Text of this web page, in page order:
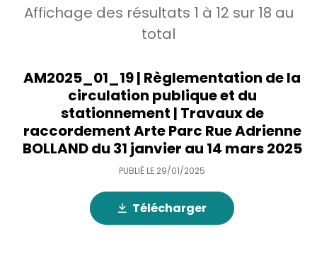
Affichage des résultats 1 à 12 sur 18 au
total
AM2025_01_19 | Règlementation de la
circulation publique et du
stationnement | Travaux de
raccordement Arte Parc Rue Adrienne
BOLLAND du 31 janvier au 14 mars 2025
PUBLIÉ LE 29/01/2025
Télécharger